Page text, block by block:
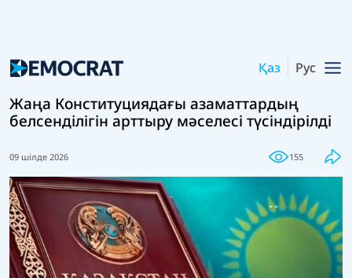
Қаз Рус
Жаңа Конституциядағы азаматтардың
белсенділігін арттыру мәселесі түсіндірілді
09 шілде 2026 155